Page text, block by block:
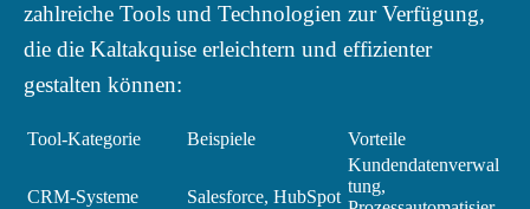
zahlreiche Tools und Technologien zur Verfügung,
die die Kaltakquise erleichtern und effizienter
gestalten können:
Tool-Kategorie Beispiele Vorteile
CRM-Systeme Salesforce, HubSpot
Kundendatenverwal
tung,